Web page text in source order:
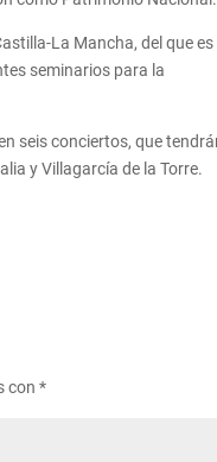
La Mancha, del que es
seminarios para la
seis conciertos, que
y Villagarcía de la Torre.
con*